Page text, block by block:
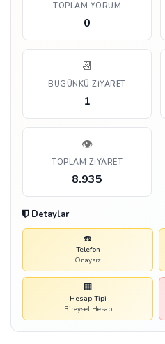
TOPLAM YORUM
0
📆
BUGÜNKÜ ZIYARET
1
👁️
TOPLAM ZIYARET
8.935
Detaylar
☎️
Telefon
Onaysız
🏢
Hesap Tipi
Bireysel Hesap